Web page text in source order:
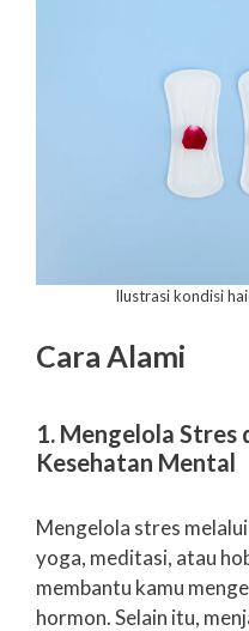
Ilustrasi kondisi
Cara Alami
1. Mengelola Stres
Kesehatan Mental
Mengelola stres
yoga, meditasi, atau
membantu kamu
hormon. Selain itu,